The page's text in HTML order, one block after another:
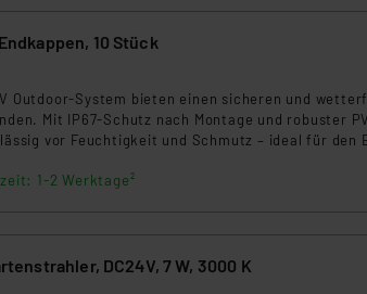
10 Stück
Outdoor-System bieten einen sicheren und
Mit IP67-Schutz nach Montage und robuster
vor Feuchtigkeit und Schmutz – ideal für den
1-2 Werktage²
DC24V, 7 W, 3000 K